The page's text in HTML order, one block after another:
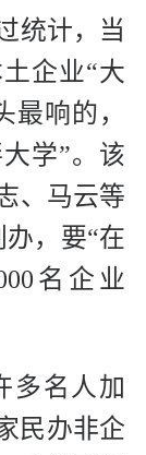
统计，当
企业“大
最响的，
学”。该
、马云等
，要“在
名企业
多名人加
民办非企